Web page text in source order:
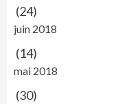
(24)
juin 2018
(14)
mai 2018
(30)